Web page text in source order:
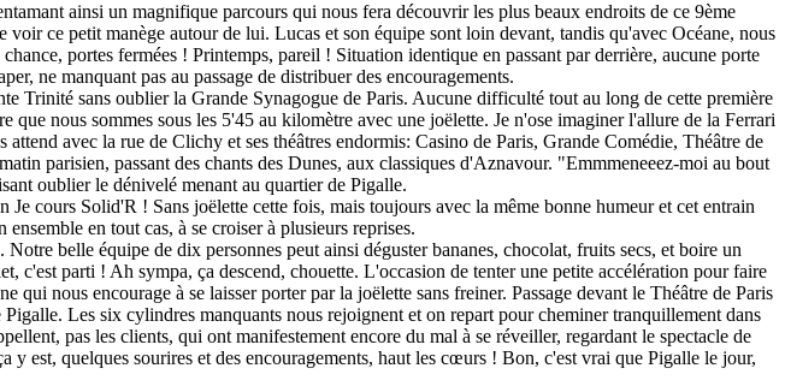
ainsi un magnifique parcours qui nous fera découvrir les plus beaux endroits de ce 9ème
ce petit manège autour de lui. Lucas et son équipe sont loin devant, tandis qu'avec Océane, nous
portes fermées ! Printemps, pareil ! Situation identique en passant par derrière, aucune porte
ne manquant pas au passage de distribuer des encouragements.
Trinité sans oublier la Grande Synagogue de Paris. Aucune difficulté tout au long de cette première
nous sommes sous les 5'45 au kilomètre avec une joëlette. Je n'ose imaginer l'allure de la Ferrari
avec la rue de Clichy et ses théâtres endormis: Casino de Paris, Grande Comédie, Théâtre de
parisien, passant des chants des Dunes, aux classiques d'Aznavour. "Emmmeneeez-moi au bout
oublier le dénivelé menant au quartier de Pigalle.
cours Solid'R ! Sans joëlette cette fois, mais toujours avec la même bonne humeur et cet entrain
en tout cas, à se croiser à plusieurs reprises.
belle équipe de dix personnes peut ainsi déguster bananes, chocolat, fruits secs, et boire un
c'est parti ! Ah sympa, ça descend, chouette. L'occasion de tenter une petite accélération pour faire
nous encourage à se laisser porter par la joëlette sans freiner. Passage devant le Théâtre de Paris
Les six cylindres manquants nous rejoignent et on repart pour cheminer tranquillement dans
pas les clients, qui ont manifestement encore du mal à se réveiller, regardant le spectacle de
est, quelques sourires et des encouragements, haut les cœurs ! Bon, c'est vrai que Pigalle le jour,